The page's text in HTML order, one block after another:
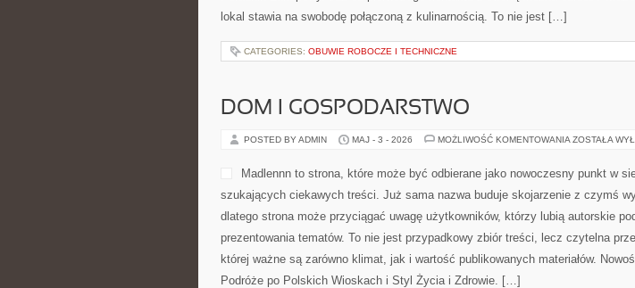
lokal stawia na swobodę połączoną z kulinarnością. To nie jest […]
CATEGORIES: OBUWIE ROBOCZE I TECHNICZNE
DOM I GOSPODARSTWO
POSTED BY ADMIN MAJ - 3 - 2026 MOŻLIWOŚĆ KOMENTOWANIA DOM
ZOSTAŁA
Madlennn to strona, które może być odbierane jako nowoczesny punkt w
szukających ciekawych treści. Już sama nazwa buduje skojarzenie z czymś
dlatego strona może przyciągać uwagę użytkowników, którzy lubią autorskie
prezentowania tematów. To nie jest przypadkowy zbiór treści, lecz czytelna
której ważne są zarówno klimat, jak i wartość publikowanych materiałów.
Podróże po Polskich Wioskach i Styl Życia i Zdrowie. […]